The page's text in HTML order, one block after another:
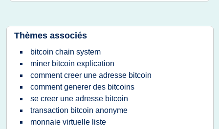
Thèmes associés
bitcoin chain system
miner bitcoin explication
comment creer une adresse bitcoin
comment generer des bitcoins
se creer une adresse bitcoin
transaction bitcoin anonyme
monnaie virtuelle liste